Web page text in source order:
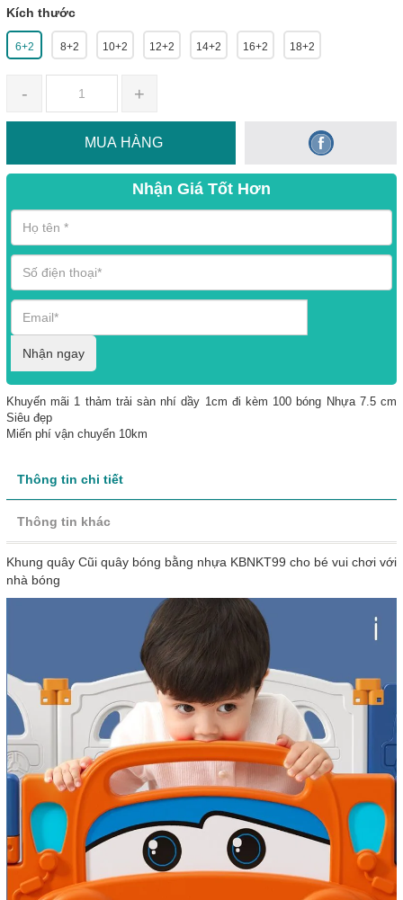
Kích thước
6+2 8+2 10+2 12+2 14+2 16+2 18+2
- +
MUA HÀNG
Nhận Giá Tốt Hơn
Nhận ngay
Khuyến mãi 1 thảm trải sàn nhí dầy 1cm đi kèm 100 bóng Nhựa 7.5 cm
Siêu đẹp
Miến phí vận chuyển 10km
Thông tin chi tiết
Thông tin khác
Khung quây Cũi quây bóng bằng nhựa KBNKT99 cho bé vui chơi với
nhà bóng